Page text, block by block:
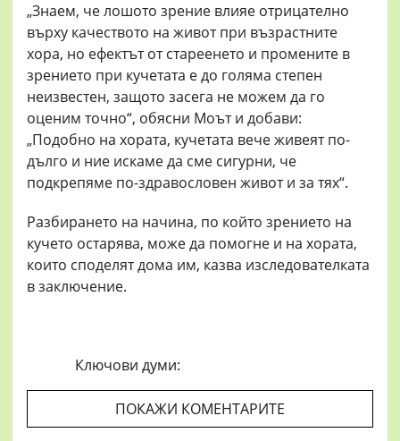
„Знаем, че лошото зрение влияе отрицателно
върху качеството на живот при възрастните
хора, но ефектът от стареенето и промените в
зрението при кучетата е до голяма степен
неизвестен, защото засега не можем да го
оценим точно“, обясни Моът и добави:
„Подобно на хората, кучетата вече живеят по-
дълго и ние искаме да сме сигурни, че
подкрепяме по-здравословен живот и за тях“.
Разбирането на начина, по който зрението на
кучето остарява, може да помогне и на хората,
които споделят дома им, казва изследователката
в заключение.
Ключови думи:
ПОКАЖИ КОМЕНТАРИТЕ